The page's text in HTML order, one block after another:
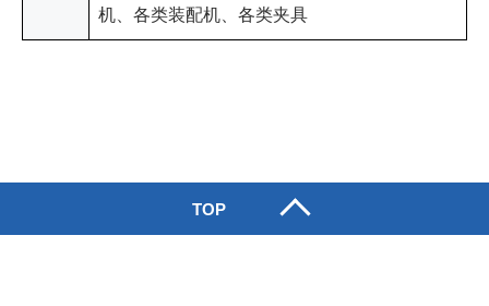
机、各类装配机、各类夹具
TOP